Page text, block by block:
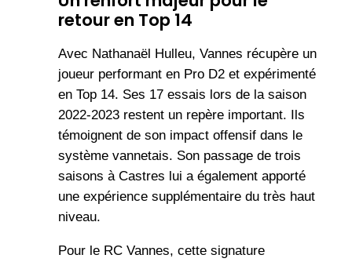
retour en Top 14
Avec Nathanaël Hulleu, Vannes récupère un
joueur performant en Pro D2 et expérimenté
en Top 14. Ses 17 essais lors de la saison
2022-2023 restent un repère important. Ils
témoignent de son impact offensif dans le
système vannetais. Son passage de trois
saisons à Castres lui a également apporté
une expérience supplémentaire du très haut
niveau.
Pour le RC Vannes, cette signature